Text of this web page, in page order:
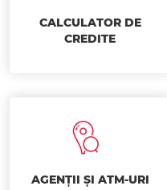
CALCULATOR DE
CREDITE
AGENȚII ȘI ATM-URI